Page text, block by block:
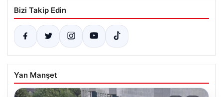
Bizi Takip Edin
Yan Manşet